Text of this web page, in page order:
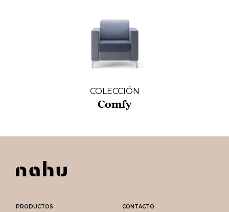
COLECCIÓN
Comfy
PRODUCTOS CONTACTO